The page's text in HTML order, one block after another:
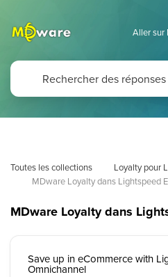
Aller sur
Toutes les collections
Loyalty pour
MDware Loyalty dans Lightspeed
MDware Loyalty dans
Save up in eCommerce with
Omnichannel